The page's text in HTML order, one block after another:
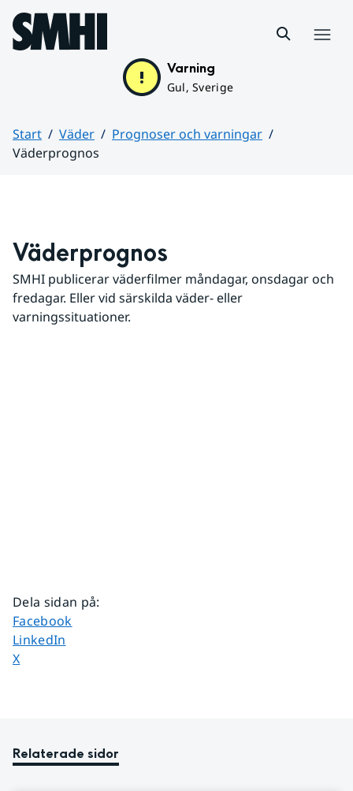
Hoppa till sidans innehåll
Varning
Gul, Sverige
Start Väder
Prognoser och varningar
Väderprognos
Väderprognos
SMHI publicerar väderfilmer måndagar, onsdagar och
fredagar. Eller vid särskilda väder- eller
varningssituationer.
Dela sidan på:
Dela sidan på
Facebook
Dela sidan på
LinkedIn
Dela sidan på
X
Relaterade sidor